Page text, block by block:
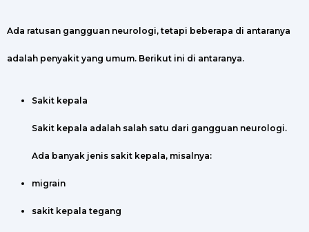
Ada ratusan gangguan neurologi, tetapi beberapa di antaranya
adalah penyakit yang umum. Berikut ini di antaranya.
Sakit kepala
Sakit kepala adalah salah satu dari gangguan neurologi.
Ada banyak jenis sakit kepala, misalnya:
migrain
sakit kepala tegang